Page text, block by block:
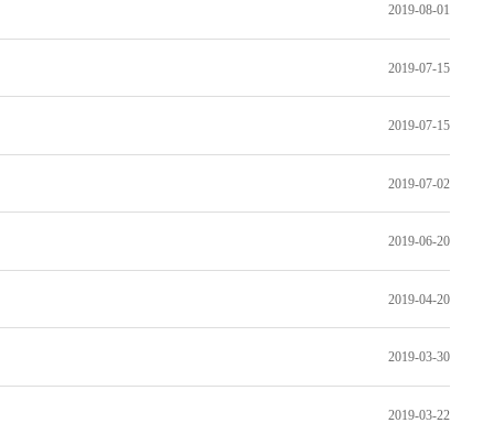
2019-08-01
2019-07-15
2019-07-15
2019-07-02
2019-06-20
2019-04-20
2019-03-30
2019-03-22